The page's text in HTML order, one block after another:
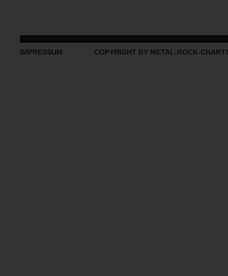
IMPRESSUM COPYRIGHT BY METAL-ROCK-